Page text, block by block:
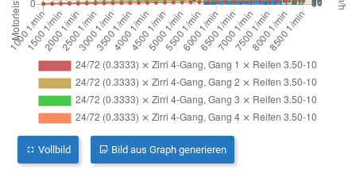
Vollbild Bild aus Graph generieren